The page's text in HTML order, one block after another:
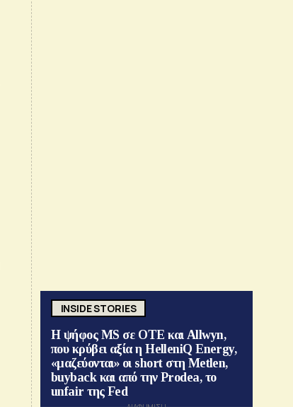
INSIDE STORIES
Η ψήφος MS σε ΟΤΕ και Allwyn,
που κρύβει αξία η HelleniQ Energy,
«μαζεύονται» οι short στη Metlen,
buyback και από την Prodea, το
unfair της Fed